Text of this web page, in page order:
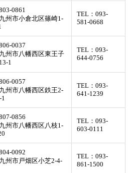
0861
州市小倉北区篠崎1-
TEL：093-
581-0668
0037
州市八幡西区東王子
1
TEL：093-
644-0756
0057
州市八幡西区鉄王2-
TEL：093-
641-1239
0856
州市八幡西区八枝1-
TEL：093-
603-0111
0092
州市戸畑区小芝2-4-
TEL：093-
861-1500